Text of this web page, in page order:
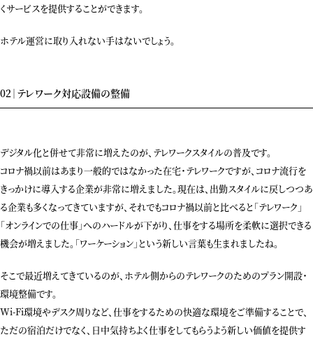
くサービスを提供することができます。
ホテル運営に取り入れない手はないでしょう。
02｜テレワーク対応設備の整備
デジタル化と併せて非常に増えたのが、テレワークスタイルの普及です。
コロナ禍以前はあまり一般的ではなかった在宅・テレワークですが、コロナ流行を
きっかけに導入する企業が非常に増えました。現在は、出勤スタイルに戻しつつあ
る企業も多くなってきていますが、それでもコロナ禍以前と比べると「テレワーク」
「オンラインでの仕事」へのハードルが下がり、仕事をする場所を柔軟に選択できる
機会が増えました。「ワーケーション」という新しい言葉も生まれましたね。
そこで最近増えてきているのが、ホテル側からのテレワークのためのプラン開設・
環境整備です。
Wi-Fi環境やデスク周りなど、仕事をするための快適な環境をご準備することで、
ただの宿泊だけでなく、日中気持ちよく仕事をしてもらうよう新しい価値を提供す